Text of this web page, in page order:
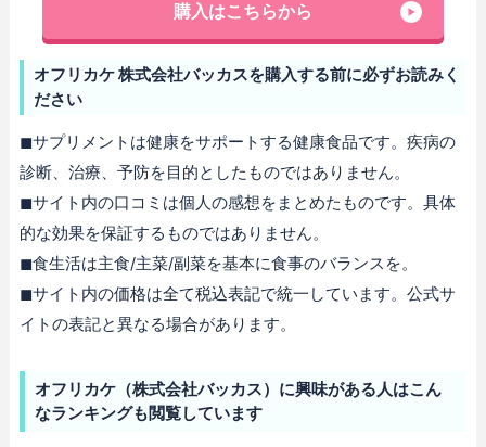
購入はこちらから
オフリカケ 株式会社バッカスを購入する前に必ずお読みく
ださい
◼︎サプリメントは健康をサポートする健康食品です。疾病の
診断、治療、予防を目的としたものではありません。
◼︎サイト内の口コミは個人の感想をまとめたものです。具体
的な効果を保証するものではありません。
◼︎食生活は主食/主菜/副菜を基本に食事のバランスを。
◼︎サイト内の価格は全て税込表記で統一しています。公式サ
イトの表記と異なる場合があります。
オフリカケ（株式会社バッカス）に興味がある人はこん
なランキングも閲覧しています